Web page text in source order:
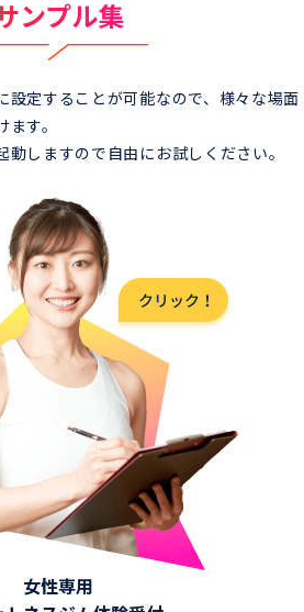
ンプル集
定することが可能なので、様々な場面
す。
しますので自由にお試しください。
女性専用